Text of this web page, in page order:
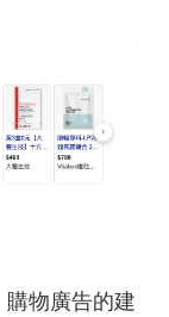
物廣告的建